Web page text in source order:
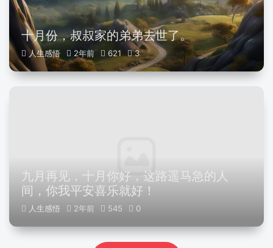
十月份，叔叔家的弟弟去世了。
人生感悟 2年前 621 3
九月再见，十月你好，这路遥马急的人
间，你我平安喜乐就好！
人生感悟 2年前 545 0